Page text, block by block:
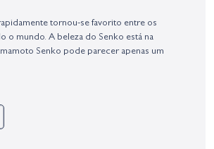
dos Produtos (GPSR):tornou-se favorito entre os
o mundo. A beleza do Senko está na
Senko pode parecer apenas um
e redondo, mas a taxa de queda criada a